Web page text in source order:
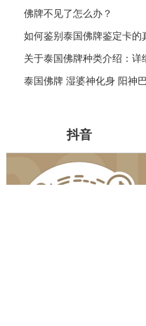
佛牌不见了怎么办？
如何鉴别泰国佛牌鉴定卡的
关于泰国佛牌种类介绍：详
泰国佛牌 湿婆神化身 阳神
抖音